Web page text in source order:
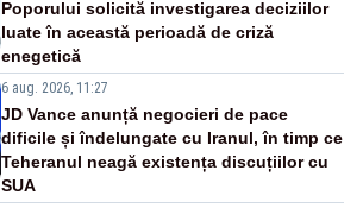
Poporului solicită investigarea deciziilor
luate în această perioadă de criză
enegetică
6 aug. 2026, 11:27
JD Vance anunță negocieri de pace
dificile și îndelungate cu Iranul, în timp ce
Teheranul neagă existența discuțiilor cu
SUA